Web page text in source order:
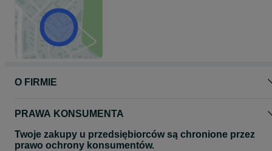
O FIRMIE
PRAWA KONSUMENTA
Twoje zakupy u przedsiębiorców są chronione przez
prawo ochrony konsumentów.